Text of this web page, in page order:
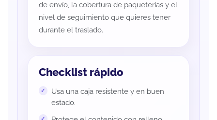
de envío, la cobertura de paqueterías y el
nivel de seguimiento que quieres tener
durante el traslado.
Checklist rápido
Usa una caja resistente y en buen
estado.